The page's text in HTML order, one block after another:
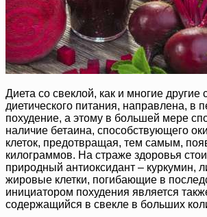
Диета со свеклой, как и многие другие
диетического питания, направлена, в
похудение, а этому в большей мере
наличие бетаина, способствующего
клеток, предотвращая, тем самым,
килограммов. На страже здоровья
природный антиоксидант – куркумин,
жировые клетки, погибающие в
инициатором похудения является
содержащийся в свекле в больших